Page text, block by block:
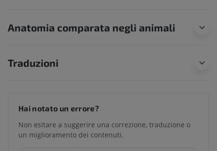
Anatomia comparata negli animali
Traduzioni
Hai notato un errore?
Non esitare a suggerire una correzione, traduzione o
un miglioramento dei contenuti.